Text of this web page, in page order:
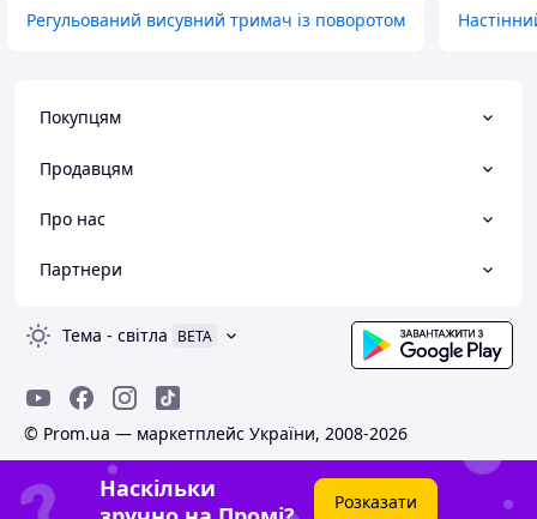
Регульований висувний тримач із поворотом
Покупцям
Продавцям
Про нас
Партнери
Тема - світла BETA
© Prom.ua — маркетплейс України, 2008-2026
Наскільки
Розказати